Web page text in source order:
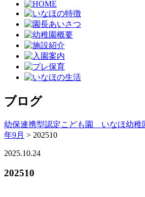
ブログ
幼保連携型認定こども園 いなほ幼稚
年9月 > 202510
2025.10.24
202510